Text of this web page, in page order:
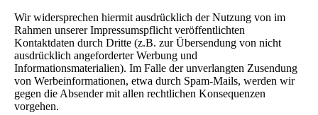
Wir widersprechen hiermit ausdrücklich der Nutzung von im
Rahmen unserer Impressumspflicht veröffentlichten
Kontaktdaten durch Dritte (z.B. zur Übersendung von nicht
ausdrücklich angeforderter Werbung und
Informationsmaterialien). Im Falle der unverlangten Zusendung
von Werbeinformationen, etwa durch Spam-Mails, werden wir
gegen die Absender mit allen rechtlichen Konsequenzen
vorgehen.